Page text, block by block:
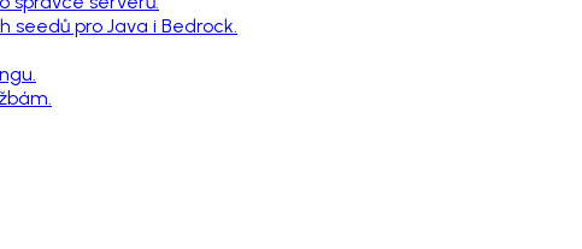
seedů pro Java i Bedrock.